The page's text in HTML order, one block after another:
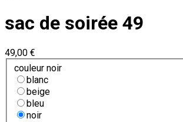
sac de soirée 49
49,00 €
couleur noir
blanc
beige
bleu
noir